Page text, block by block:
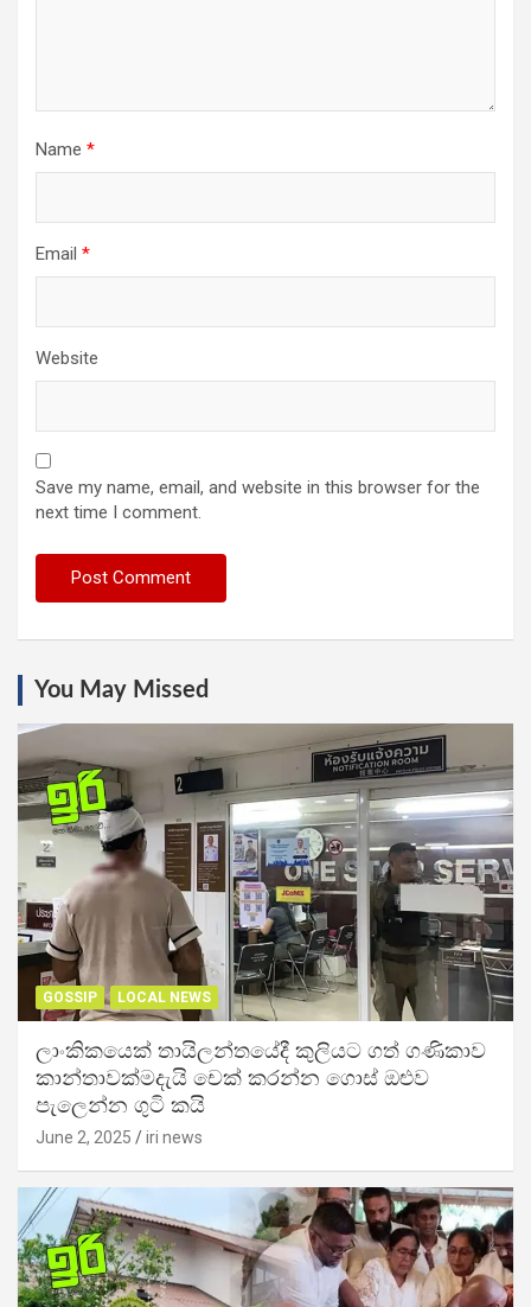
Name *
Email *
Website
Save my name, email, and website in this browser for the
next time I comment.
You May Missed
GOSSIP LOCAL NEWS
ලාංකිකයෙක් තායිලන්තයේදී කුලියට ගත් ගණිකාව
කාන්තාවක්මදැයි චෙක් කරන්න ගොස් ඔළුව
පැලෙන්න ගුටි කයි
June 2, 2025 iri news